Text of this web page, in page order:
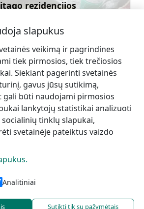
rezidencijos
Sužinoti daugiau
Dundagos
Baptistų bažnyčia
→
turizmo centras
slapukus
veikimą ir pagrindines
tiek pirmosios, tiek trečiosios
Siekiant pagerinti svetainės
gavus jūsų sutikimą,
gali būti naudojami pirmosios
lankytojų statistikai analizuoti
tinklų slapukai,
svetainėje pateiktus vaizdo
Analitiniai
Sutikti tik su pažymėtais